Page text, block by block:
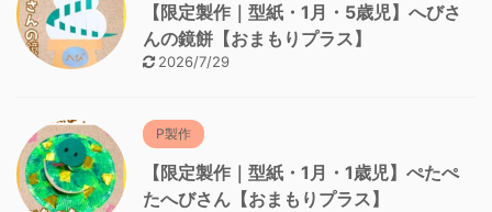
【限定製作｜型紙・1月・5歳児】へびさ
んの鏡餅【おまもりプラス】
2026/7/29
P製作
【限定製作｜型紙・1月・1歳児】ぺたぺ
たへびさん【おまもりプラス】